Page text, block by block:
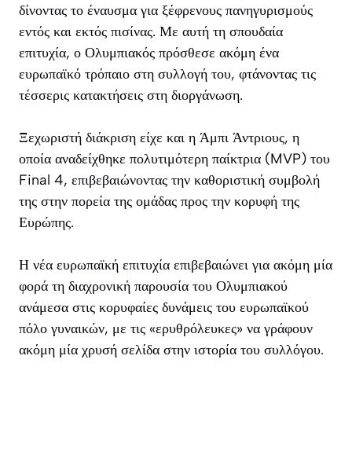
δίνοντας το έναυσμα για ξέφρενους πανηγυρισμούς
εντός και εκτός πισίνας. Με αυτή τη σπουδαία
επιτυχία, ο Ολυμπιακός πρόσθεσε ακόμη ένα
ευρωπαϊκό τρόπαιο στη συλλογή του, φτάνοντας τις
τέσσερις κατακτήσεις στη διοργάνωση.
Ξεχωριστή διάκριση είχε και η Άμπι Άντριους, η
οποία αναδείχθηκε πολυτιμότερη παίκτρια (MVP) του
Final 4, επιβεβαιώνοντας την καθοριστική συμβολή
της στην πορεία της ομάδας προς την κορυφή της
Ευρώπης.
Η νέα ευρωπαϊκή επιτυχία επιβεβαιώνει για ακόμη μία
φορά τη διαχρονική παρουσία του Ολυμπιακού
ανάμεσα στις κορυφαίες δυνάμεις του ευρωπαϊκού
πόλο γυναικών, με τις «ερυθρόλευκες» να γράφουν
ακόμη μία χρυσή σελίδα στην ιστορία του συλλόγου.